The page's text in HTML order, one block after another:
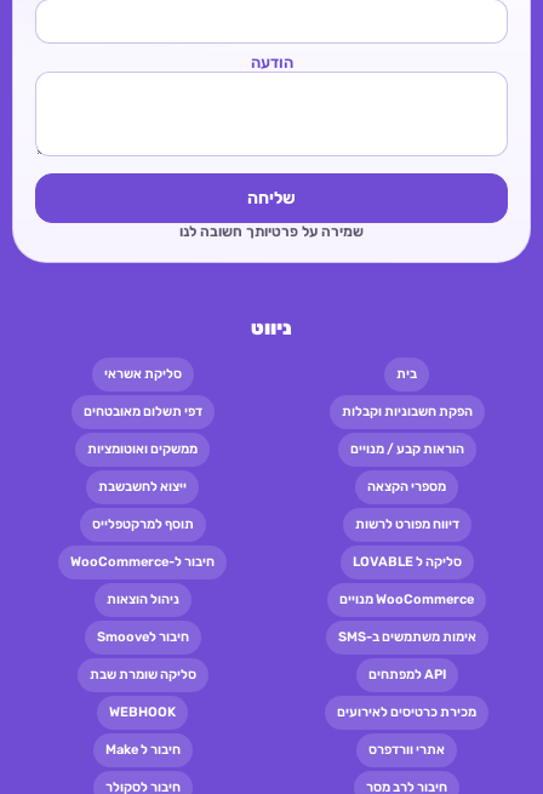
הודעה
שליחה
שמירה על פרטיותך חשובה לנו
ניווט
בית סליקת אשראי
הפקת חשבוניות וקבלות דפי תשלום מאובטחים
הוראות קבע / מנויים ממשקים ואוטומציות
מספרי הקצאה ייצוא לחשבשבת
דיווח מפורט לרשות תוסף למרקטפלייס
סליקה ל LOVABLE חיבור ל-WooCommerce
WooCommerce מנויים ניהול הוצאות
אימות משתמשים ב-SMS חיבור לSmoove
API למפתחים סליקה שומרת שבת
מכירת כרטיסים לאירועים WEBHOOK
אתרי וורדפרס חיבור ל Make
חיבור לרב מסר חיבור לסקולר